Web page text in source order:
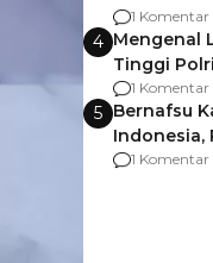
agar Dana
1 Komentar
4 Mengenal
Tinggi
Usai Jadi
1 Komentar
5 Bernafsu
Indonesia,
Berencana
1 Komentar